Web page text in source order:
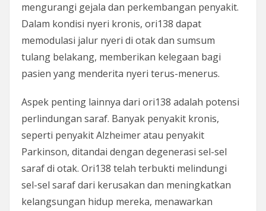
mengurangi gejala dan perkembangan penyakit.
Dalam kondisi nyeri kronis, ori138 dapat
memodulasi jalur nyeri di otak dan sumsum
tulang belakang, memberikan kelegaan bagi
pasien yang menderita nyeri terus-menerus.
Aspek penting lainnya dari ori138 adalah potensi
perlindungan saraf. Banyak penyakit kronis,
seperti penyakit Alzheimer atau penyakit
Parkinson, ditandai dengan degenerasi sel-sel
saraf di otak. Ori138 telah terbukti melindungi
sel-sel saraf dari kerusakan dan meningkatkan
kelangsungan hidup mereka, menawarkan